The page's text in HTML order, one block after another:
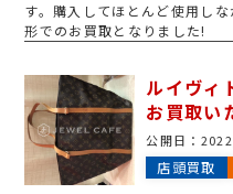
す。購入してほとんど使用し
形でのお買取となりました!
ルイヴィ
お買取い
公開日：
店頭買取